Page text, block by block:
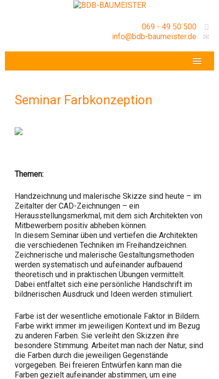
069 - 49 50 500
info@bdb-baumeister.de
Seminar Farbkonzeption
Themen:
Handzeichnung und malerische Skizze sind heute – im
Zeitalter der CAD-Zeichnungen – ein
Herausstellungsmerkmal, mit dem sich Architekten von
Mitbewerbern positiv abheben können.
In diesem Seminar üben und vertiefen die Architekten
die verschiedenen Techniken im Freihandzeichnen.
Zeichnerische und malerische Gestaltungsmethoden
werden systematisch und aufeinander aufbauend
theoretisch und in praktischen Übungen vermittelt.
Dabei entfaltet sich eine persönliche Handschrift im
bildnerischen Ausdruck und Ideen werden stimuliert.
Farbe ist der wesentliche emotionale Faktor in Bildern.
Farbe wirkt immer im jeweiligen Kontext und im Bezug
zu anderen Farben. Sie verleiht den Skizzen ihre
besondere Stimmung. Arbeitet man nach der Natur, sind
die Farben durch die jeweiligen Gegenstände
vorgegeben. Bei freieren Entwürfen kann man die
Farben gezielt aufeinander abstimmen, um eine